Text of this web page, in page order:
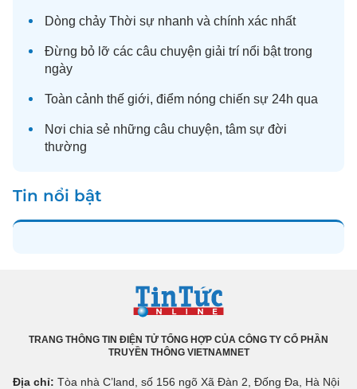
Dòng chảy Thời sự nhanh và chính xác nhất
Đừng bỏ lỡ các câu chuyện giải trí nổi bật trong
ngày
Toàn cảnh thế giới, điểm nóng chiến sự 24h qua
Nơi chia sẻ những câu chuyện, tâm sự đời
thường
Tin nổi bật
TRANG THÔNG TIN ĐIỆN TỬ TỔNG HỢP CỦA CÔNG TY CỔ PHẦN
TRUYỀN THÔNG VIETNAMNET
Địa chỉ: Tòa nhà C’land, số 156 ngõ Xã Đàn 2, Đống Đa, Hà Nội